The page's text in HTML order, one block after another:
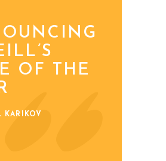
OF THE
KARIKOV